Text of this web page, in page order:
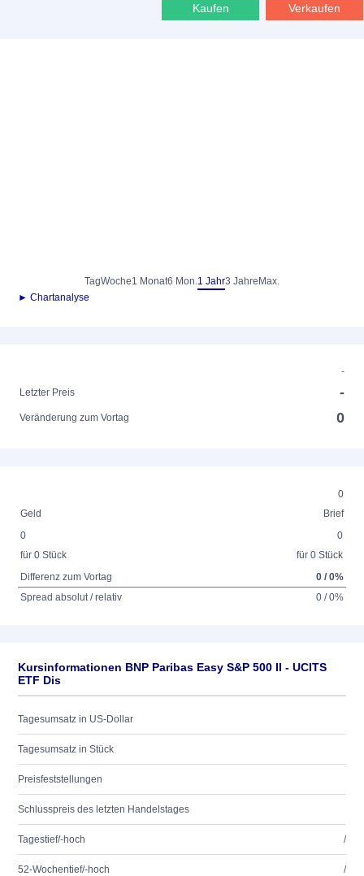
Kaufen Verkaufen
TagWoche1 Monat6 Mon.1 Jahr3 Jahre Max.
► Chartanalyse
-
Letzter Preis
-
Veränderung zum Vortag 0
0
Geld
Brief
0
für 0 Stück
0
für 0 Stück
Differenz zum Vortag
0 / 0%
Spread absolut / relativ
0 / 0%
Kursinformationen BNP Paribas Easy S&P 500 II - UCITS
ETF Dis
Tagesumsatz in US-Dollar
Tagesumsatz in Stück
Preisfeststellungen
Schlusspreis des letzten Handelstages
Tagestief/-hoch /
52-Wochentief/-hoch /